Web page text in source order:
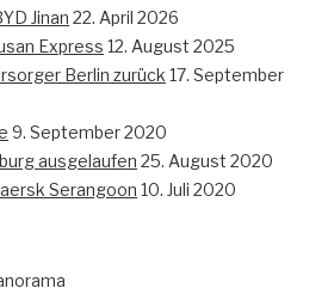
Jinan 22. April 2026
Express 12. August 2025
Berlin zurück 17. September
9. September 2020
ausgelaufen 25. August 2020
Serangoon 10. Juli 2020